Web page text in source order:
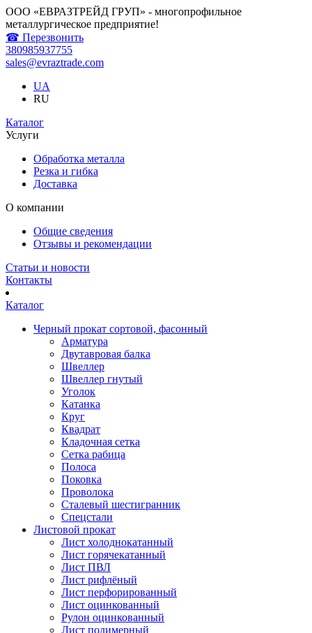
ООО «ЕВРАЗТРЕЙД ГРУП» - многопрофильное
металлургическое предприятие!
☎ Перезвонить
380985937755
sales@evraztrade.com
UA
RU
Каталог
Услуги
Обработка металла
Резка и гибка
Доставка
О компании
Общие сведения
Отзывы и рекомендации
Статьи и новости
Контакты
Каталог
Черный прокат сортовой, фасонный
Арматура
Двутавровая балка
Швеллер
Швеллер гнутый
Уголок
Катанка
Круг
Квадрат
Кладочная сетка
Сетка рабица
Полоса
Поковка
Проволока
Сталевый шестигранник
Спецстали
Листовой прокат
Лист холоднокатанный
Лист горячекатанный
Лист ПВЛ
Лист рифлёный
Лист перфорированный
Лист оцинкованный
Рулон оцинкованный
Лист полимерный